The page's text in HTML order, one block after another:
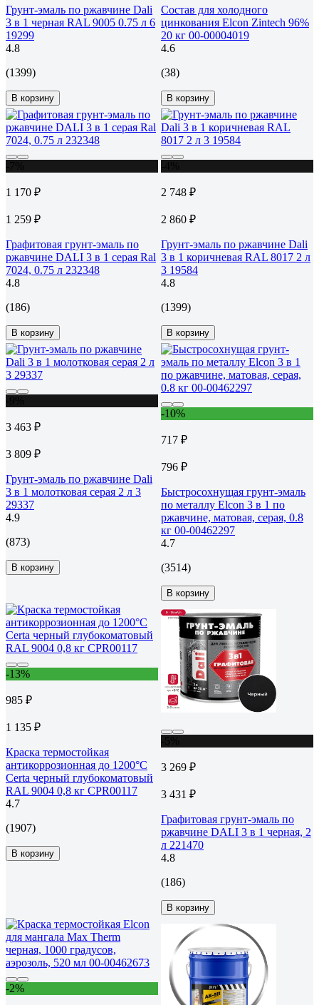
Грунт-эмаль по ржавчине Dali
3 в 1 черная RAL 9005 0.75 л 6
19299
4.8
(1399)
В корзину
Состав для холодного
цинкования Elcon Zintech 96%
20 кг 00-00004019
4.6
(38)
В корзину
1 170 ₽
1 259 ₽
Графитовая грунт-эмаль по
ржавчине DALI 3 в 1 серая Ral
7024, 0.75 л 232348
4.8
(186)
В корзину
2 748 ₽
2 860 ₽
Грунт-эмаль по ржавчине Dali
3 в 1 коричневая RAL 8017 2 л
3 19584
4.8
(1399)
В корзину
3 463 ₽
3 809 ₽
Грунт-эмаль по ржавчине Dali
3 в 1 молотковая серая 2 л 3
29337
4.9
(873)
В корзину
-10%
717 ₽
796 ₽
Быстросохнущая грунт-эмаль
по металлу Elcon 3 в 1 по
ржавчине, матовая, серая, 0.8
кг 00-00462297
4.7
(3514)
В корзину
-13%
985 ₽
1 135 ₽
Краска термостойкая
антикоррозионная до 1200°С
Certa черный глубокоматовый
RAL 9004 0,8 кг CPR00117
4.7
(1907)
В корзину
3 269 ₽
3 431 ₽
Графитовая грунт-эмаль по
ржавчине DALI 3 в 1 черная, 2
л 221470
4.8
(186)
В корзину
-2%